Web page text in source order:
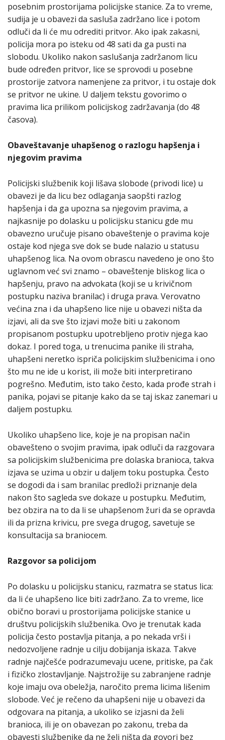
posebnim prostorijama policijske stanice. Za to vreme,
sudija je u obavezi da sasluša zadržano lice i potom
odluči da li će mu odrediti pritvor. Ako ipak zakasni,
policija mora po isteku od 48 sati da ga pusti na
slobodu. Ukoliko nakon saslušanja zadržanom licu
bude određen pritvor, lice se sprovodi u posebne
prostorije zatvora namenjene za pritvor, i tu ostaje dok
se pritvor ne ukine. U daljem tekstu govorimo o
pravima lica prilikom policijskog zadržavanja (do 48
časova).
Obaveštavanje uhapšenog o razlogu hapšenja i
njegovim pravima
Policijski službenik koji lišava slobode (privodi lice) u
obavezi je da licu bez odlaganja saopšti razlog
hapšenja i da ga upozna sa njegovim pravima, a
najkasnije po dolasku u policijsku stanicu gde mu
obavezno uručuje pisano obaveštenje o pravima koje
ostaje kod njega sve dok se bude nalazio u statusu
uhapšenog lica. Na ovom obrascu navedeno je ono što
uglavnom već svi znamo – obaveštenje bliskog lica o
hapšenju, pravo na advokata (koji se u krivičnom
postupku naziva branilac) i druga prava. Verovatno
većina zna i da uhapšeno lice nije u obavezi ništa da
izjavi, ali da sve što izjavi može biti u zakonom
propisanom postupku upotrebljeno protiv njega kao
dokaz. I pored toga, u trenucima panike ili straha,
uhapšeni neretko ispriča policijskim službenicima i ono
što mu ne ide u korist, ili može biti interpretirano
pogrešno. Međutim, isto tako često, kada prođe strah i
panika, pojavi se pitanje kako da se taj iskaz zanemari u
daljem postupku.
Ukoliko uhapšeno lice, koje je na propisan način
obavešteno o svojim pravima, ipak odluči da razgovara
sa policijskim službenicima pre dolaska branioca, takva
izjava se uzima u obzir u daljem toku postupka. Često
se dogodi da i sam branilac predloži priznanje dela
nakon što sagleda sve dokaze u postupku. Međutim,
bez obzira na to da li se uhapšenom žuri da se opravda
ili da prizna krivicu, pre svega drugog, savetuje se
konsultacija sa braniocem.
Razgovor sa policijom
Po dolasku u policijsku stanicu, razmatra se status lica:
da li će uhapšeno lice biti zadržano. Za to vreme, lice
obično boravi u prostorijama policijske stanice u
društvu policijskih službenika. Ovo je trenutak kada
policija često postavlja pitanja, a po nekada vrši i
nedozvoljene radnje u cilju dobijanja iskaza. Takve
radnje najčešće podrazumevaju ucene, pritiske, pa čak
i fizičko zlostavljanje. Najstrožije su zabranjene radnje
koje imaju ova obeležja, naročito prema licima lišenim
slobode. Već je rečeno da uhapšeni nije u obavezi da
odgovara na pitanja, a ukoliko se izjasni da želi
branioca, ili je on obavezan po zakonu, treba da
obavesti službenike da ne želi ništa da govori bez